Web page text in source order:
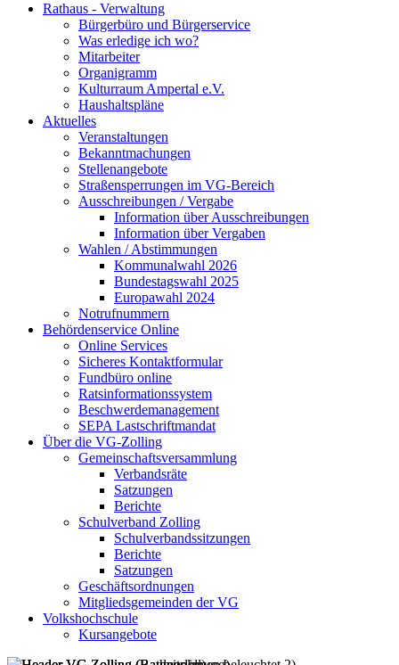
Rathaus - Verwaltung
Bürgerbüro und Bürgerservice
Was erledige ich wo?
Mitarbeiter
Organigramm
Kulturraum Ampertal e.V.
Haushaltspläne
Aktuelles
Veranstaltungen
Bekanntmachungen
Stellenangebote
Straßensperrungen im VG-Bereich
Ausschreibungen / Vergabe
Information über Ausschreibungen
Information über Vergaben
Wahlen / Abstimmungen
Kommunalwahl 2026
Bundestagswahl 2025
Europawahl 2024
Notrufnummern
Behördenservice Online
Online Services
Sicheres Kontaktformular
Fundbüro online
Ratsinformationssystem
Beschwerdemanagement
SEPA Lastschriftmandat
Über die VG-Zolling
Gemeinschaftsversammlung
Verbandsräte
Satzungen
Berichte
Schulverband Zolling
Schulverbandssitzungen
Berichte
Satzungen
Geschäftsordnungen
Mitgliedsgemeinden der VG
Volkshochschule
Kursangebote